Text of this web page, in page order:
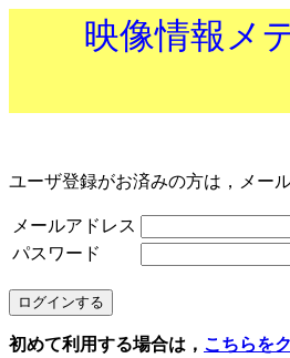
映像情報メ
ユーザ登録がお済みの方は，メー
メールアドレス
パスワード
初めて利用する場合は， こちらを